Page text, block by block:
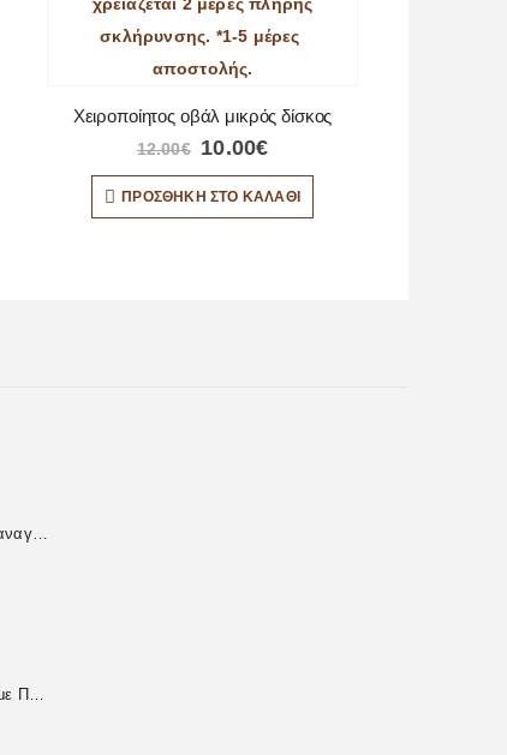
Χειροποίητος οβάλ μικρός δίσκος
12.00€ 10.00€
ΠΡΟΣΘΉΚΗ ΣΤΟ ΚΑΛΆΘΙ
Χειροποίητη Εικόνα Παναγία Επτασπάθη από Υγρό Γυαλί